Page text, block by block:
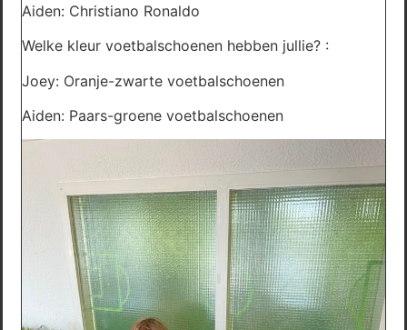
Aiden: Christiano Ronaldo
Welke kleur voetbalschoenen hebben jullie? :
Joey: Oranje-zwarte voetbalschoenen
Aiden: Paars-groene voetbalschoenen